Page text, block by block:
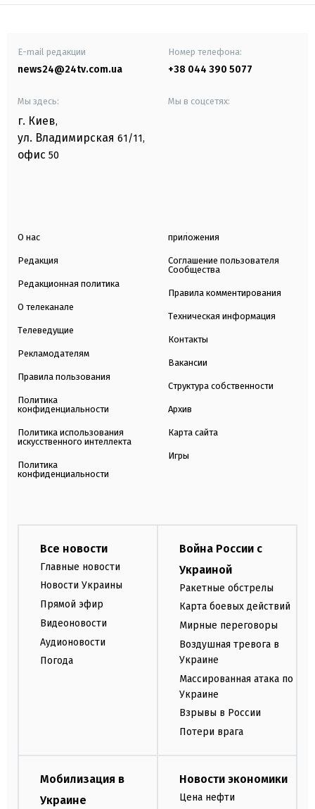
E-mail редакции
news24@24tv.com.ua
Номер телефона:
+38 044 390 5077
Мы здесь:
г. Киев,
ул. Владимирская 61/11,
офис 50
Мы в соцсетях:
О нас
Редакция
Редакционная политика
О телеканале
Телеведущие
Рекламодателям
Правила пользования
Политика
конфиденциальности
Политика использования
искусственного интеллекта
Политика
конфиденциальности
приложения
Соглашение пользователя
Сообщества
Правила комментирования
Техническая информация
Контакты
Вакансии
Структура собственности
Архив
Карта сайта
Игры
Все новости
Главные новости
Новости Украины
Прямой эфир
Видеоновости
Аудионовости
Погода
Война России с
Украиной
Ракетные обстрелы
Карта боевых действий
Мирные переговоры
Воздушная тревога в
Украине
Массированная атака по
Украине
Взрывы в России
Потери врага
Мобилизация в
Украине
Новости экономики
Цена нефти